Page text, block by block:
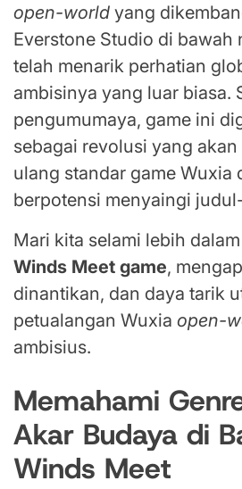
open-world yang
Everstone Studio di bawah
telah menarik perhatian
ambisinya yang luar biasa.
pengumumaya, game ini
sebagai revolusi yang
ulang standar game Wuxia
berpotensi menyaingi
Mari kita selami lebih
Winds Meet game,
dinantikan, dan daya tarik
petualangan Wuxia open-
ambisius.
Memahami
Akar Budaya di
Winds Meet